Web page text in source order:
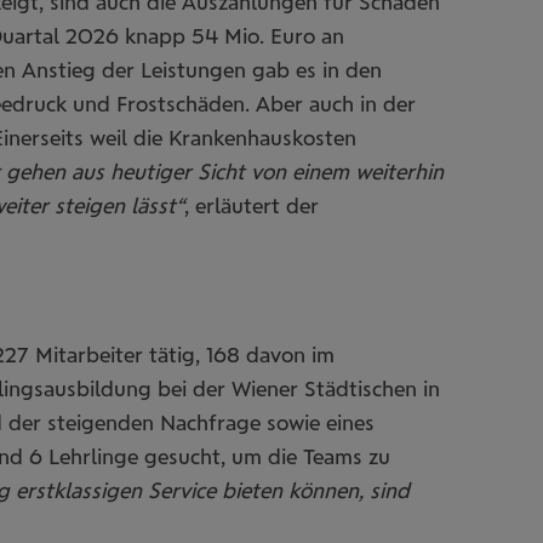
2026 knapp 54 Mio. Euro an
Anstieg der Leistungen gab es in den
und Frostschäden. Aber auch in der
weil die Krankenhauskosten
gehen aus heutiger Sicht von einem weiterhin
steigen lässt“, erläutert der
Mitarbeiter tätig, 168 davon im
bei der Wiener Städtischen in
steigenden Nachfrage sowie eines
6 Lehrlinge gesucht, um die Teams zu
Service bieten können, sind